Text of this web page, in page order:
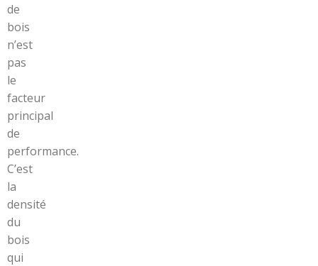
de
bois
n’est
pas
le
facteur
principal
de
performance.
C’est
la
densité
du
bois
qui